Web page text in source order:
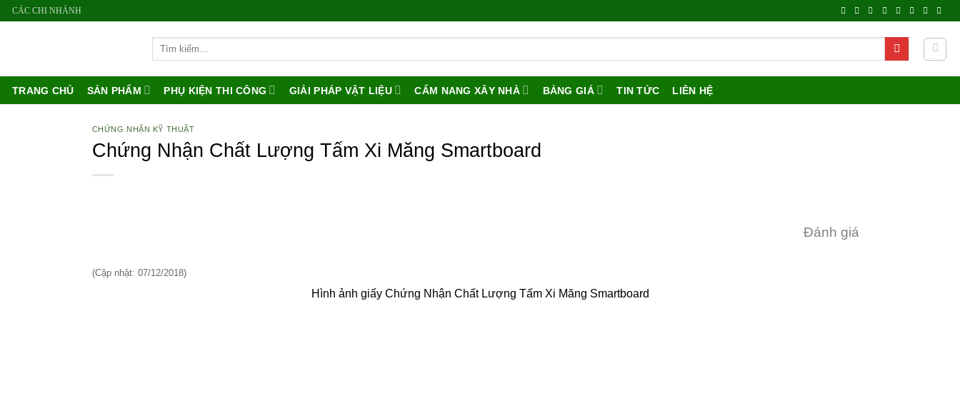
BỏCÁC CHI NHÁNH
Tìm
TRANG CHỦ SẢN PHẨM PHỤ KIỆN THI CÔNG GIẢI PHÁP VẬT LIỆU CẨM NANG XÂY NHÀ BẢNG GIÁ TIN TỨC LIÊN HỆ
CHỨNG NHẬN KỸ THUẬT
Chứng Nhận Chất Lượng Tấm Xi Măng Smartboard
Đánh giá
(Cập nhật: 07/12/2018)
Hình ảnh giấy Chứng Nhận Chất Lượng Tấm Xi Măng Smartboard